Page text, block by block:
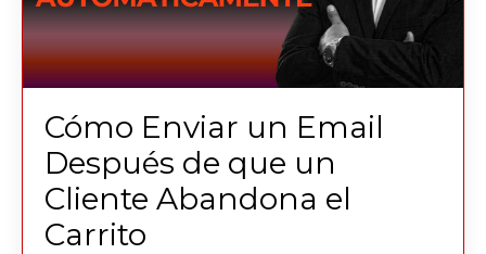
Cómo Enviar un Email
Después de que un
Cliente Abandona el
Carrito